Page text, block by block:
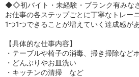
◆◇初バイト・未経験・ブランク有み
お仕事の各ステップごとに丁寧なトレー
1つ1つできることが増えていく達成感が
【具体的な仕事内容】
・テーブルや椅子の消毒、掃き掃除など
・どんぶりやお皿洗い
・キッチンの清掃 など